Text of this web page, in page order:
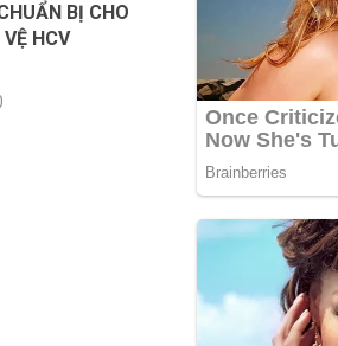
BỊ CHO
HCV